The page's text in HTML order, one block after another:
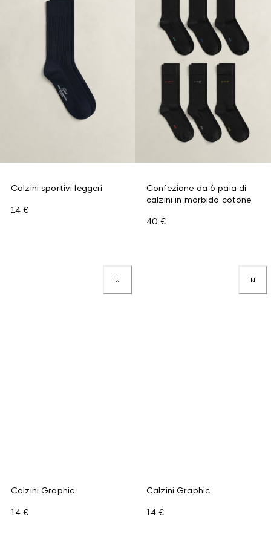
Calzini sportivi leggeri
14 €
Confezione da 6 paia di
calzini in morbido cotone
40 €
Calzini Graphic
14 €
Calzini Graphic
14 €